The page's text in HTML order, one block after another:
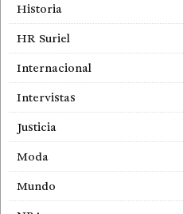
Historia
HR Suriel
Internacional
Intervistas
Justicia
Moda
Mundo